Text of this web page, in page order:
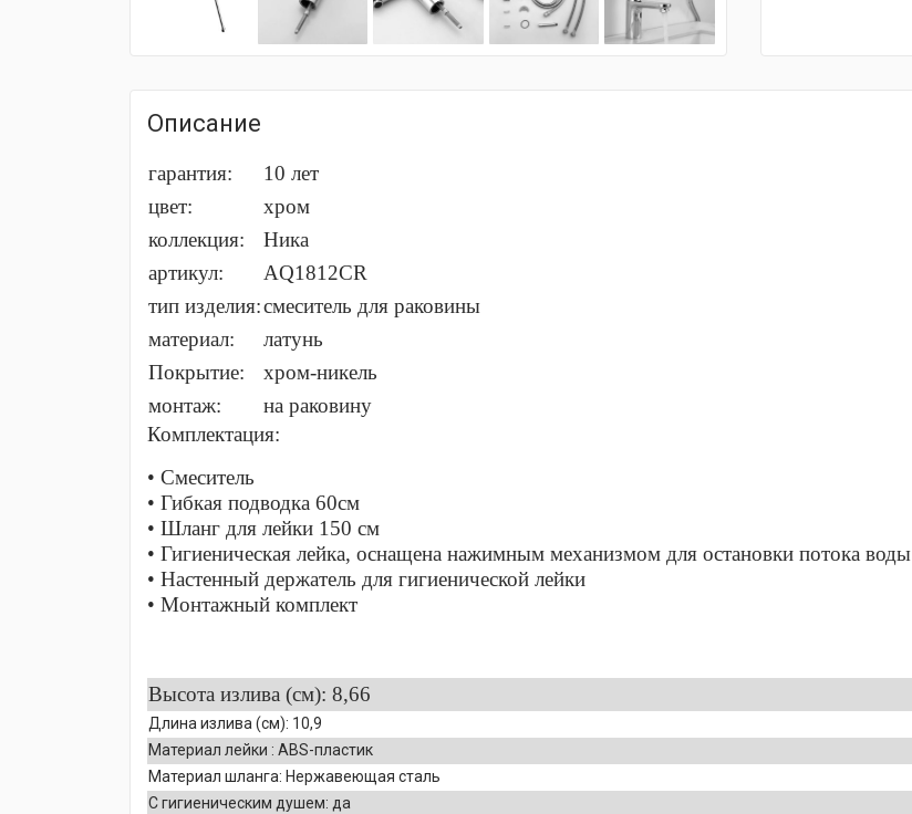
Описание
гарантия:
10 лет
цвет:
хром
коллекция:
Ника
артикул:
AQ1812CR
тип изделия:cмеситель для раковины
материал:
латунь
Покрытие:
хром-никель
монтаж:
на раковину
Комплектация:
• Смеситель
• Гибкая подводка 60см
• Шланг для лейки 150 см
• Гигиеническая лейка, оснащена нажимным механизмом для остановки потока воды
• Настенный держатель для гигиенической лейки
• Монтажный комплект
Высота излива (см): 8,66
Длина излива (см): 10,9
Материал лейки : ABS-пластик
Материал шланга: Нержавеющая сталь
C гигиеническим душем: да